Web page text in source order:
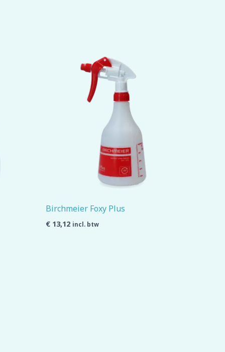
Birchmeier Foxy Plus
€ 13,12 incl. btw